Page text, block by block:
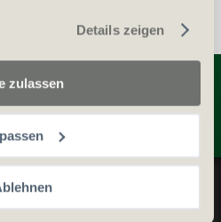
Details zeigen
zulassen
weitere Produkte